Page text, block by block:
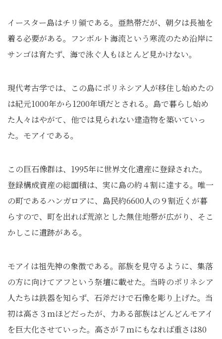
イースター島はチリ領である。亜熱帯だが、朝夕は長袖を
着る必要がある。フンボルト海流という寒流のため沿岸に
サンゴは育たず、海で泳ぐ人もほとんど見かけない。
現代考古学では、この島にポリネシア人が移住し始めたの
は紀元1000年から1200年頃だとされる。島で暮らし始め
た人々はやがて、他では見られない建造物を築いていっ
た。モアイである。
この巨石像群は、1995年に世界文化遺産に登録された。
登録構成資産の総面積は、実に島の約４割に達する。唯一
の町であるハンガロアに、島民約6600人の９割近くが暮
らすので、町を出れば荒涼とした無住地帯が広がり、そこ
かしこに遺跡がある。
モアイは祖先神の象徴である。部族を見守るように、集落
の方に向けてアフという祭壇に載せた。当時のポリネシア
人たちは鉄器を知らず、石斧だけで石像を彫り上げた。当
初は高さ３ｍほどだったが、力ある部族はどんどんモアイ
を巨大化させていった。高さが７ｍにもなれば重さは80